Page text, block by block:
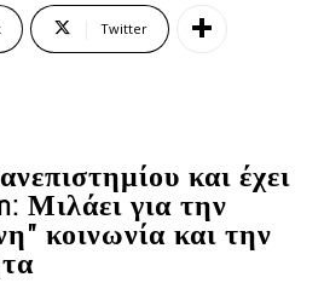
Twitter
και έχει
Μιλάει για την
κοινωνία και την